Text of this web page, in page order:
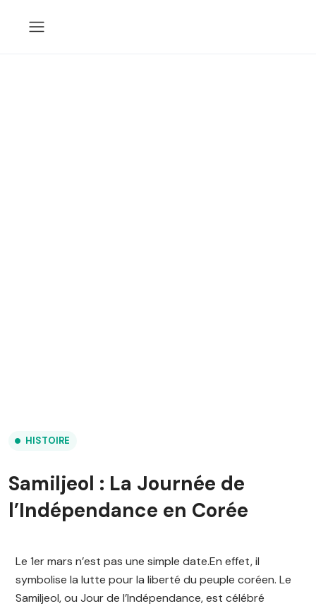
HISTOIRE
Samiljeol : La Journée de
l’Indépendance en Corée
Le 1er mars n’est pas une simple date.En effet, il
symbolise la lutte pour la liberté du peuple coréen. Le
Samiljeol, ou Jour de l’Indépendance, est célébré